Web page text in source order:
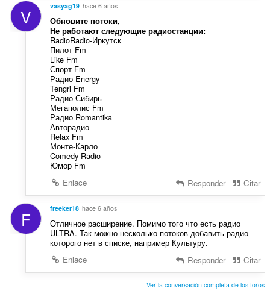
V vasyag19 hace 6 años
Обновите потоки,
Не работают следующие радиостанции:
RadioRadio-Иркутск
Пилот Fm
Like Fm
Спорт Fm
Радио Energy
Tengri Fm
Радио Сибирь
Мегаполис Fm
Радио Romantika
Авторадио
Relax Fm
Монте-Карло
Comedy Radio
Юмор Fm
Enlace
Responder Citar
F freeker18 hace 6 años
Отличное расширение. Помимо того что есть радио
ULTRA. Так можно несколько потоков добавить радио
которого нет в списке, например Культуру.
Enlace
Responder Citar
Ver la conversación completa de los foros